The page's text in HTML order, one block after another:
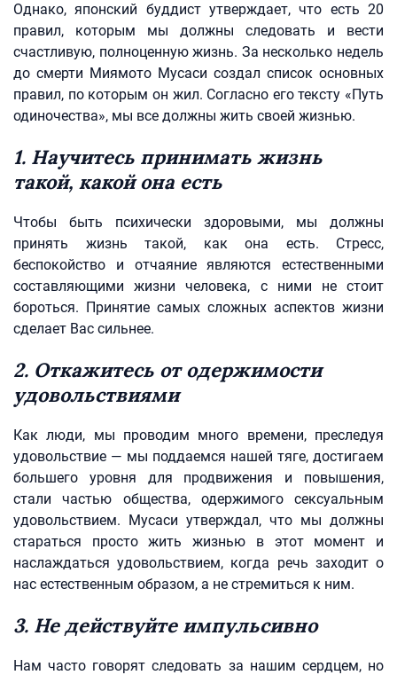
Однако, японский буддист утверждает, что есть 20
правил, которым мы должны следовать и вести
счастливую, полноценную жизнь. За несколько недель
до смерти Миямото Мусаси создал список основных
правил, по которым он жил. Согласно его тексту «Путь
одиночества», мы все должны жить своей жизнью.
1. Научитесь принимать жизнь
такой, какой она есть
Чтобы быть психически здоровыми, мы должны
принять жизнь такой, как она есть. Стресс,
беспокойство и отчаяние являются естественными
составляющими жизни человека, с ними не стоит
бороться. Принятие самых сложных аспектов жизни
сделает Вас сильнее.
2. Откажитесь от одержимости
удовольствиями
Как люди, мы проводим много времени, преследуя
удовольствие — мы поддаемся нашей тяге, достигаем
большего уровня для продвижения и повышения,
стали частью общества, одержимого сексуальным
удовольствием. Мусаси утверждал, что мы должны
стараться просто жить жизнью в этот момент и
наслаждаться удовольствием, когда речь заходит о
нас естественным образом, а не стремиться к ним.
3. Не действуйте импульсивно
Нам часто говорят следовать за нашим сердцем, но